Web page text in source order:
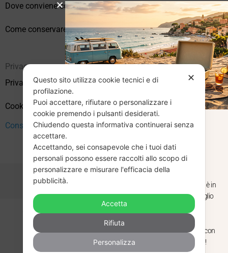
Dove conviene comprare vinili online?
Come conservare correttamente i vinili usati
Privacy
Privacy Policy
Cookie Policy (UE)
Consenso
Copyright © 2026 Vendita Vinili Usati | P.IVA 12240940960
NextWebStudio
✕
Questo sito utilizza cookie tecnici e di
profilazione.
Puoi accettare, rifiutare o personalizzare i
cookie premendo i pulsanti desiderati.
Chiudendo questa informativa continuerai senza
accettare.
Accettando, sei consapevole che i tuoi dati
personali possono essere raccolti allo scopo di
personalizzare e misurare l'efficacia della
pubblicità.
Accetta
Rifiuta
Personalizza
CHIUSURA
ESTIVA
Dal 29 luglio al 31 agosto venditaviniliusati.it è in
pausa estiva. Gli ordini ricevuti entro il 29 luglio
saranno spediti regolarmente.
Torniamo il 1 settembre, pronti a riprendere con
nuovi arrivi. Buona estate e buon ascolto!